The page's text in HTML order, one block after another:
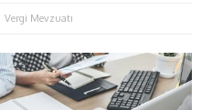
Vergi Mevzuatı